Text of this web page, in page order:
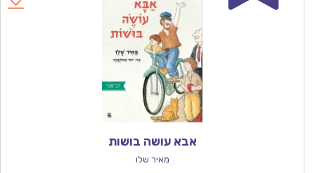
אבא עושה בושות
מאיר שלו